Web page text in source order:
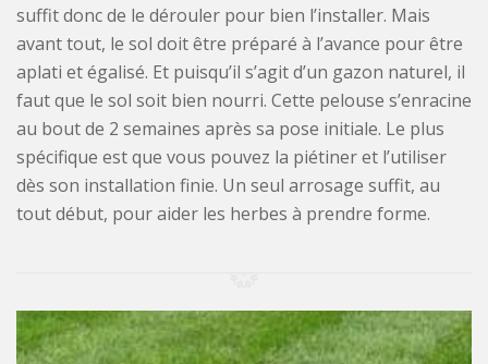
suffit donc de le dérouler pour bien l’installer. Mais
avant tout, le sol doit être préparé à l’avance pour être
aplati et égalisé. Et puisqu’il s’agit d’un gazon naturel, il
faut que le sol soit bien nourri. Cette pelouse s’enracine
au bout de 2 semaines après sa pose initiale. Le plus
spécifique est que vous pouvez la piétiner et l’utiliser
dès son installation finie. Un seul arrosage suffit, au
tout début, pour aider les herbes à prendre forme.